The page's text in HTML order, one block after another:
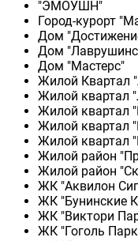
"ЭМОУШН"
Город-курорт
Дом
Дом
Дом "Мастерс"
Жилой Квартал
Жилой квартал
Жилой квартал
Жилой квартал
Жилой квартал
Жилой район
Жилой район
ЖК "Аквилон
ЖК "Бунинские
ЖК "Виктори
ЖК "Гоголь